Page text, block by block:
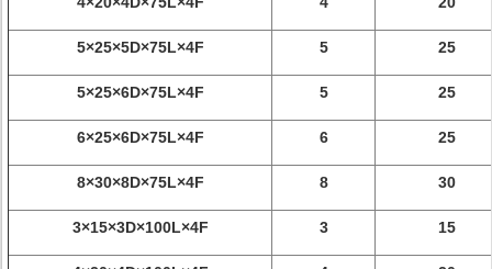
5×25×5D×75L×4F 5 25
5×25×6D×75L×4F 5 25
6×25×6D×75L×4F 6 25
8×30×8D×75L×4F 8 30
3×15×3D×100L×4F 3 15